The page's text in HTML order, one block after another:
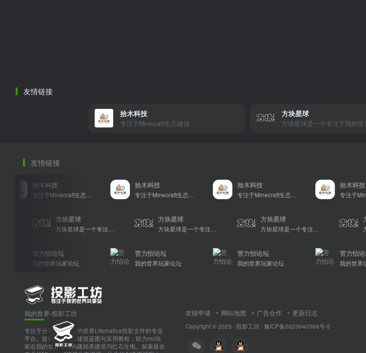
友情链接
拾木科技
专注于Minecraft生态建设
方块星球
友情链接
拾木科技
专注于Minecraft生态建设
拾木科技
专注于Minecraft生态建设
拾木科技
专注于Minecraft生态建设
拾木科技
方块星球是一个专注于我的世界的中文论坛，提供丰富的资源分享、玩家交流和创意展示，包括地图、皮肤、数据包等内容，打造Minecraft玩家的专属社区乐园！
方块星球
方块星球是一个专注于我的世界的中文论坛，提供丰富的资源分享、玩家交流和创意展示，包括地图、皮肤、数据包等内容，打造Minecraft玩家的专属社区乐园！
方块星球
方块星球是一个专注于我的世界的中文论坛，提供丰富的资源分享、玩家交流和创意展示，包括地图、皮肤、数据包等内容，打造Minecraft玩家的专属社区乐园！
方块星球
方块星球是一个专注于我的世界的中文论坛，提供丰富的资源分享、玩家交流和创意展示，包括地图、皮肤、数据包等内容，打造Minecraft玩家的专属社区乐园！
苦力怕论坛
我的世界玩家论坛
苦力怕论坛
我的世界玩家论坛
苦力怕论坛
我的世界玩家论坛
苦力怕论坛
我的世界玩家论坛
我的世界-投影工坊
专注于分享和下载我的世界Litematica投影文件的专业
平台。提供多样化的建筑蓝图与实用教程，助力mc玩
家在我的世界轻松构建精美建筑与红石生电。探索最全
友链申请 网站地图 广告合作 更新日志
Copyright © 2025 · 投影工坊 · 豫ICP备2023040366号-5